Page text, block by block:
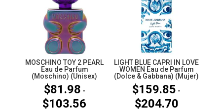
MOSCHINO TOY 2 PEARL
Eau de Parfum
(Moschino) (Unisex)
$81.98 -
$103.56
LIGHT BLUE CAPRI IN LOVE
WOMEN Eau de Parfum
(Dolce & Gabbana) (Mujer)
$159.85 -
$204.70Rango